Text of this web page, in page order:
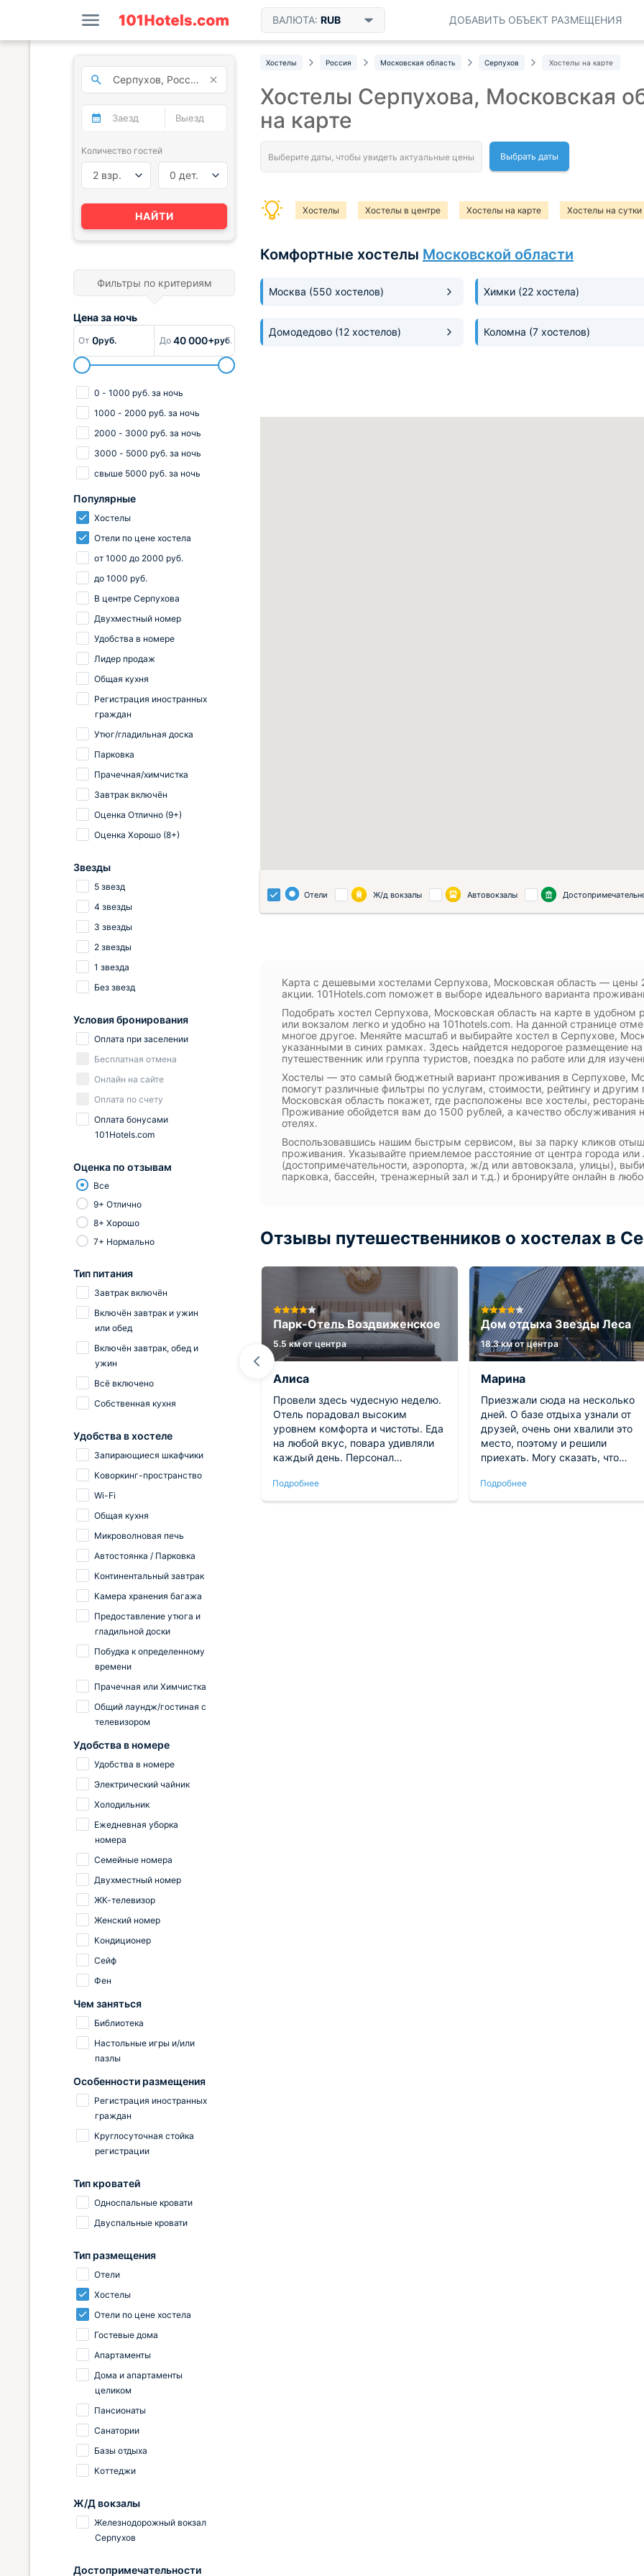
ВАЛЮТА: RUB ДОБАВИТЬ ОБЪЕКТ РАЗМЕЩЕНИЯ
Хостелы Россия Московская область Серпухов Хостелы на карте
Хостелы Серпухова, Московская
на карте
Выбрать даты
Хостелы Хостелы в центре Хостелы на карте Хостелы на сутки
Комфортные хостелы Московской области
Москва (550 хостелов) Химки (22 хостела)
Домодедово (12 хостелов) Коломна (7 хостелов)
Отели Ж/д вокзалы Автовокзалы
Карта с дешевыми хостелами Серпухова, Московская область —
акции. 101Hotels.com поможет в выборе идеального варианта
Подобрать хостел Серпухова, Московская область на карте в
или вокзалом легко и удобно на 101hotels.com. На данной странице
многое другое. Меняйте масштаб и выбирайте хостел в Серпухове,
указанными в синих рамках. Здесь найдется недорогое размещение
путешественник или группа туристов, поездка по работе или для
Хостелы — это самый бюджетный вариант проживания в Серпухове,
помогут различные фильтры по услугам, стоимости, рейтингу и
Московская область покажет, где расположены все хостелы,
Проживание обойдется вам до 1500 рублей, а качество
отелях.
Воспользовавшись нашим быстрым сервисом, вы за парку кликов
проживания. Указывайте приемлемое расстояние от центра города или
(достопримечательности, аэропорта, ж/д или автовокзала, улицы),
парковка, бассейн, тренажерный зал и т.д.) и бронируйте онлайн в
Отзывы путешественников о хостелах в
База отдыха Дачный клуб
Якшино
15.7 км от центра
Алсу
Великолепная база отдыха!
не правы! В жизни все точно
также как на фото, даже немного
лучше. На улице красиво, тихо и
спокойно. В общем все просто
супер.
Подробнее
Парк-Отель Воздвиженское
5.5 км от центра
Алиса
Провели здесь чудесную неделю.
Отель порадовал высоким
уровнем комфорта и чистоты. Еда
на любой вкус, повара удивляли
каждый день. Персонал
вопросы решались за минуту.
Атмосфера праздника и полного
Подробнее
Дом отдыха Звезды Леса
18.3 км от центра
Марина
Приезжали сюда на несколько
дней. О базе отдыха узнали от
друзей, очень они хвалили это
место, поэтому и решили
приехать. Могу сказать, что
отлично провели время на
природе, вдали от шумного
Подробнее
Количество гостей
2 взр. 0 дет.
НАЙТИ
Фильтры по критериям
Цена заночь
От 0руб. До 40 000+руб.
0 - 1000 руб. за ночь
1000 - 2000 руб. за ночь
2000 - 3000 руб. за ночь
3000 - 5000 руб. за ночь
свыше 5000 руб. за ночь
Популярные
Хостелы
Отели по цене хостела
от 1000 до 2000 руб.
до 1000 руб.
В центре Серпухова
Двухместный номер
Удобства в номере
Лидер продаж
Общая кухня
Регистрация иностранных
граждан
Утюг/гладильная доска
Парковка
Прачечная/химчистка
Завтрак включён
Оценка Отлично (9+)
Оценка Хорошо (8+)
Звезды
5 звезд
4 звезды
3 звезды
2 звезды
1 звезда
Без звезд
Условия бронирования
Оплата при заселении
Бесплатная отмена
Онлайн на сайте
Оплата по счету
Оплата бонусами
101Hotels.com
Оценка по отзывам
Все
9+ Отлично
8+ Хорошо
7+ Нормально
Тип питания
Завтрак включён
Включён завтрак и ужин
или обед
Включён завтрак, обед и
ужин
Всё включено
Собственная кухня
Удобства в хостеле
Запирающиеся шкафчики
Коворкинг-пространство
Wi-Fi
Общая кухня
Микроволновая печь
Автостоянка / Парковка
Континентальный завтрак
Камера хранения багажа
Предоставление утюга и
гладильной доски
Побудка к определенному
времени
Прачечная или Химчистка
Общий лаундж/гостиная с
телевизором
Удобства в номере
Удобства в номере
Электрический чайник
Холодильник
Ежедневная уборка
номера
Семейные номера
Двухместный номер
ЖК-телевизор
Женский номер
Кондиционер
Сейф
Фен
Чем заняться
Библиотека
Настольные игры и/или
пазлы
Особенности размещения
Регистрация иностранных
граждан
Круглосуточная стойка
регистрации
Тип кроватей
Односпальные кровати
Двуспальные кровати
Тип размещения
Отели
Хостелы
Отели по цене хостела
Гостевые дома
Апартаменты
Дома и апартаменты
целиком
Пансионаты
Санатории
Базы отдыха
Коттеджи
Ж/Д вокзалы
Железнодорожный вокзал
Серпухов
Достопримечательности